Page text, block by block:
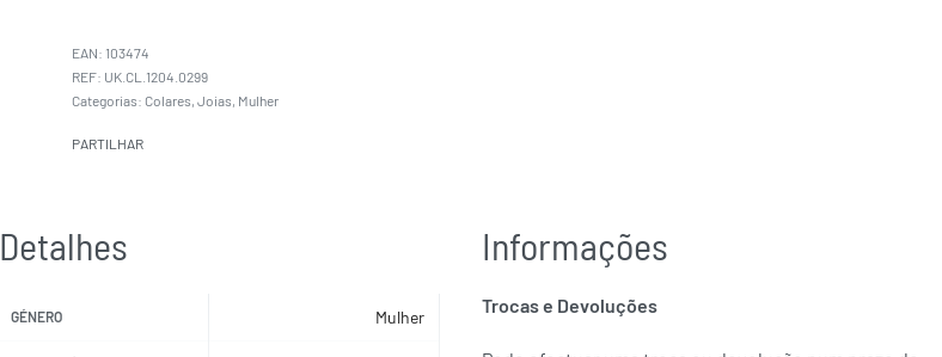
EAN: 103474
UK.CL.1204.0299
Categorias: Colares,Joias, Mulher
PARTILHAR
Detalhes
GÉNERO Mulher
Informações
Trocas e Devoluções